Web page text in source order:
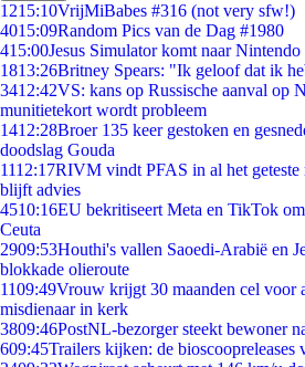
1215:10VrijMiBabes #316 (not very sfw!)
4015:09Random Pics van de Dag #1980
415:00Jesus Simulator komt naar
1813:26Britney Spears: "Ik geloof dat ik
3412:42VS: kans op Russische aanval op
munitietekort wordt probleem
1412:28Broer 135 keer gestoken en
doodslag Gouda
1112:17RIVM vindt PFAS in al het geteste
blijft advies
4510:16EU bekritiseert Meta en TikTok
Ceuta
2909:53Houthi's vallen Saoedi-Arabië en
blokkade olieroute
1109:49Vrouw krijgt 30 maanden cel voor
misdienaar in kerk
3809:46PostNL-bezorger steekt bewoner
609:45Trailers kijken: de bioscoopreleases